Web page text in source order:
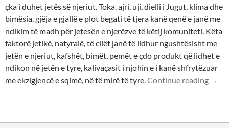
çka i duhet jetës së njeriut. Toka, ajri, uji, dielli i Jugut, klima dhe
bimësia, gjëja e gjallë e plot begati të tjera kanë qenë e janë me
ndikim të madh për jetesën e njerëzve të këtij komuniteti. Këta
faktorë jetikë, natyralë, të cilët janë të lidhur ngushtësisht me
jetën e njeriut, kafshët, bimët, pemët e çdo produkt që lidhet e
ndikon në jetën e tyre, kalivaçasit i njohin e i kanë shfrytëzuar
me ekzigjencë e sqimë, në të mirë të tyre.Continue reading →